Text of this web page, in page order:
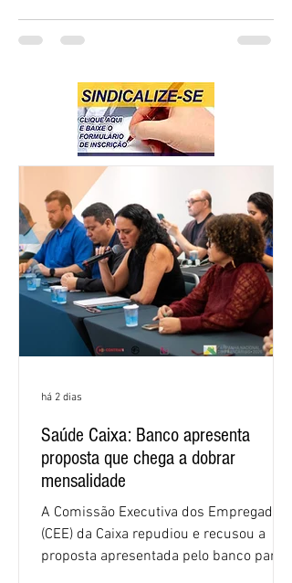
Saúde Caixa: Banco apresenta
proposta que chega a dobrar
mensalidade
A Comissão Executiva dos Empregados
(CEE) da Caixa repudiou e recusou a
proposta apresentada pelo banco para o
há 2 dias